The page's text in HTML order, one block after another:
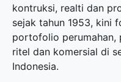
kontruksi, realti dan
sejak tahun 1953, kini
portofolio perumahan,
ritel dan komersial di
Indonesia.